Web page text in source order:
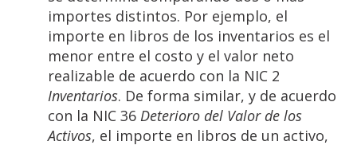
importes distintos. Por ejemplo, el
importe en libros de los inventarios es el
menor entre el costo y el valor neto
realizable de acuerdo con la NIC 2
Inventarios. De forma similar, y de acuerdo
con la NIC 36 Deterioro del Valor de los
Activos, el importe en libros de un activo,